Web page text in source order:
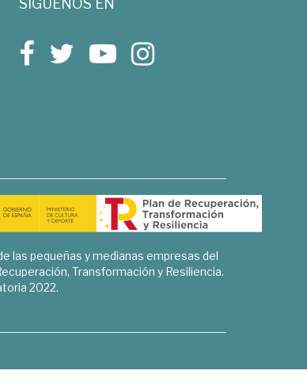
SÍGUENOS EN
las pequeñas y medianas empresas del
Transformación y Resiliencia.
2022.